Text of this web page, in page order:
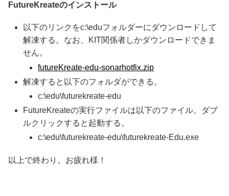
FutureKreateのインストール
以下のリンクをc:\eduフォルダーにダウンロードして
解凍する。なお、KIT関係者しかダウンロードできま
せん。
futureKreate-edu-sonarhotfix.zip
解凍すると以下のフォルダができる。
c:\edu\futurekreate-edu
FutureKreateの実行ファイルは以下のファイル。ダブ
ルクリックすると起動する。
c:\edu\futurekreate-edu\futurekreate-Edu.exe
以上で終わり。お疲れ様！